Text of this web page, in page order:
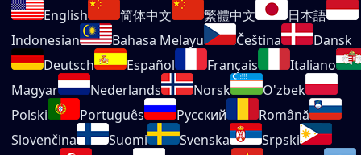
English 简体中文 繁體中文
日本語
Indonesian
Bahasa Melayu Čeština
Dansk
Deutsch
Español Français
Italiano
Magyar
Nederlands Norsk
O'zbek
Polski
Português Русский
Română
Slovenčina
Suomi Svenska
Srpski